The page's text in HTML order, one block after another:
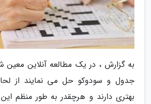
به گزارش ، در یک مطالعه آنلاین معین
جدول و سودوکو حل می نمایند از
بهتری دارند و هرچقدر به طور منظم